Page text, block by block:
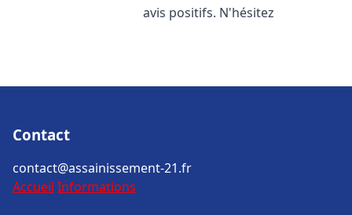
avis positifs. N'hésitez
Contact
contact@assainissement-21.fr
Accueil Informations